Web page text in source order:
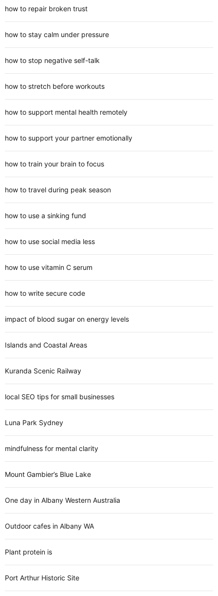
how to repair broken trust
how to stay calm under pressure
how to stop negative self-talk
how to stretch before workouts
how to support mental health remotely
how to support your partner emotionally
how to train your brain to focus
how to travel during peak season
how to use a sinking fund
how to use social media less
how to use vitamin C serum
how to write secure code
impact of blood sugar on energy levels
Islands and Coastal Areas
Kuranda Scenic Railway
local SEO tips for small businesses
Luna Park Sydney
mindfulness for mental clarity
Mount Gambier’s Blue Lake
One day in Albany Western Australia
Outdoor cafes in Albany WA
Plant protein is
Port Arthur Historic Site